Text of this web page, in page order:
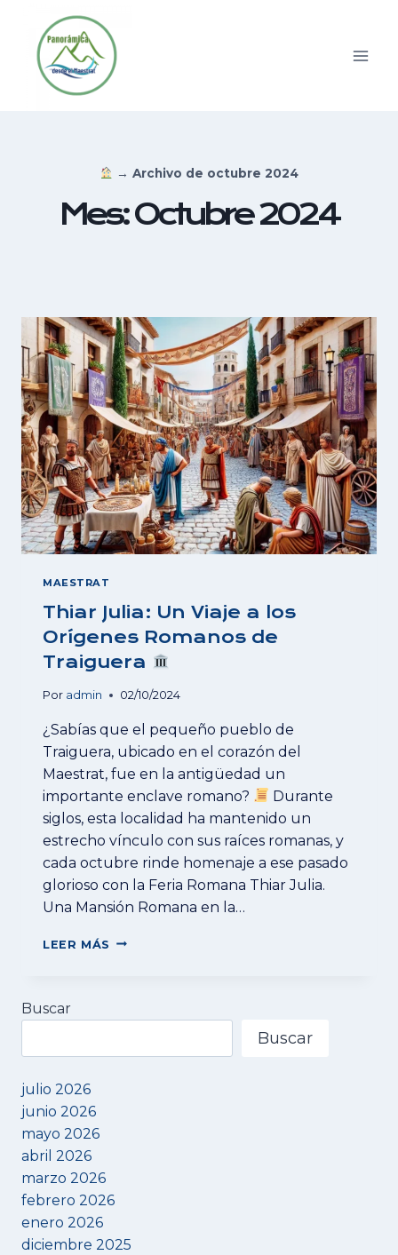
contenido
→Archivo de octubre 2024
Mes: Octubre 2024
MAESTRAT
Thiar Julia: Un Viaje a los
Orígenes Romanos de
Traiguera
Por admin 02/10/2024
¿Sabías que el pequeño pueblo de
Traiguera, ubicado en el corazón del
Maestrat, fue en la antigüedad un
importante enclave romano?
Durante
siglos, esta localidad ha mantenido un
estrecho vínculo con sus raíces romanas, y
cada octubre rinde homenaje a ese pasado
glorioso con la Feria Romana Thiar Julia.
Una Mansión Romana en la…
LEER MÁS THIAR
Buscar
Buscar
julio 2026
junio 2026
mayo 2026
abril 2026
marzo 2026
febrero 2026
enero 2026
diciembre 2025